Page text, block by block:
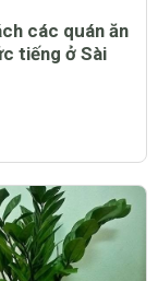
các quán ăn
tiếng ở Sài